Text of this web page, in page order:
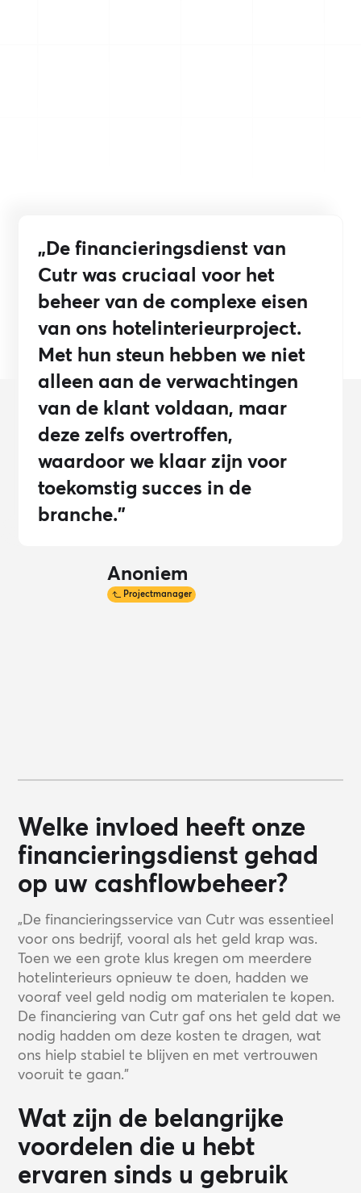
„De financieringsdienst van
Cutr was cruciaal voor het
beheer van de complexe eisen
van ons hotelinterieurproject.
Met hun steun hebben we niet
alleen aan de verwachtingen
van de klant voldaan, maar
deze zelfs overtroffen,
waardoor we klaar zijn voor
toekomstig succes in de
branche.”
Anoniem
Projectmanager
Welke invloed heeft onze
financieringsdienst gehad
op uw cashflowbeheer?
„De financieringsservice van Cutr was essentieel
voor ons bedrijf, vooral als het geld krap was.
Toen we een grote klus kregen om meerdere
hotelinterieurs opnieuw te doen, hadden we
vooraf veel geld nodig om materialen te kopen.
De financiering van Cutr gaf ons het geld dat we
nodig hadden om deze kosten te dragen, wat
ons hielp stabiel te blijven en met vertrouwen
vooruit te gaan.”
Wat zijn de belangrijke
voordelen die u hebt
ervaren sinds u gebruik